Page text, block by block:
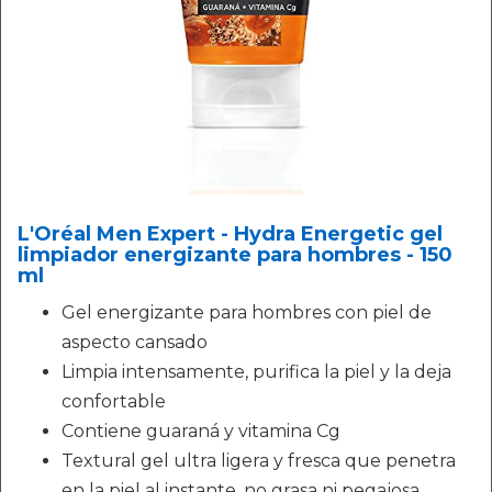
L'Oréal Men Expert - Hydra Energetic gel
limpiador energizante para hombres - 150
ml
Gel energizante para hombres con piel de
aspecto cansado
Limpia intensamente, purifica la piel y la deja
confortable
Contiene guaraná y vitamina Cg
Textural gel ultra ligera y fresca que penetra